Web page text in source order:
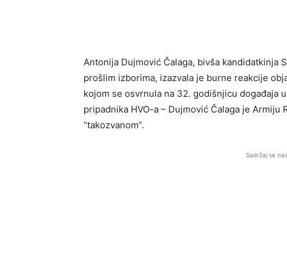
Antonija Dujmović Čalaga, bivša kandidatkinja
prošlim izborima, izazvala je burne reakcije
kojom se osvrnula na 32. godišnjicu događaja
pripadnika HVO-a – Dujmović Čalaga je
“takozvanom”.
Sadržaj se